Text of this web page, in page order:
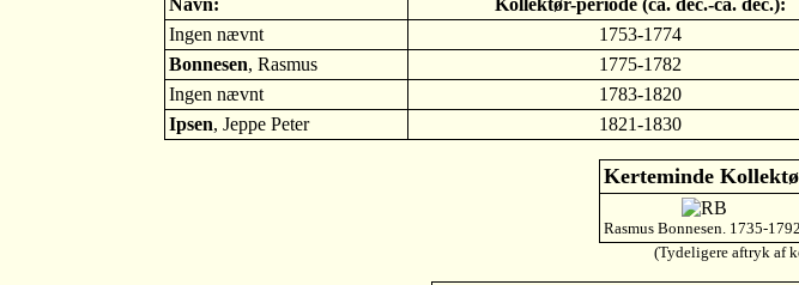
Ingen nævnt
1753-1774
Bonnesen, Rasmus 1775-1782
Ingen nævnt
1783-1820
Ipsen, Jeppe Peter 1821-1830
Kerteminde
Rasmus Bonnesen. 1735-1792.
(Tydeligere aftryk af